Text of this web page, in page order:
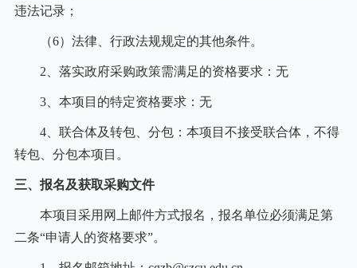
违法记录；
（6）法律、行政法规规定的其他条件。
2 、落实政府采购政策需满足的资格要求：无
3、本项目的特定资格要求：无
4、联合体及转包、分包：本项目不接受联合体，不得
转包、分包本项目。
三、报名及获取采购文件
本项目采用网上邮件方式报名，报名单位必须满足第
二条“申请人的资格要求”。